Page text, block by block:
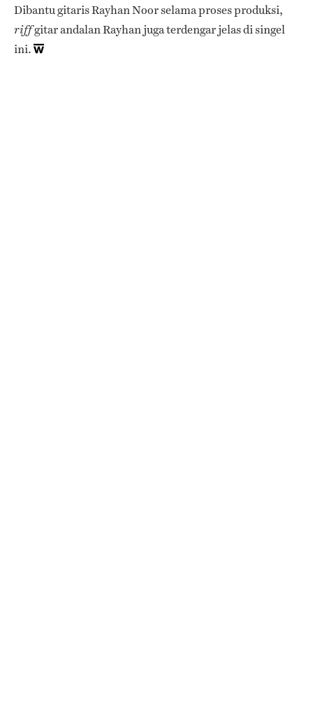
Dibantu gitaris Rayhan Noor selama proses produksi,
riffgitar andalan Rayhan juga terdengar jelas di singel
ini.